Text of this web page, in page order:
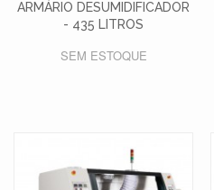
ARMÁRIO DESUMIDIFICADOR
- 435 LITROS
SEM ESTOQUE